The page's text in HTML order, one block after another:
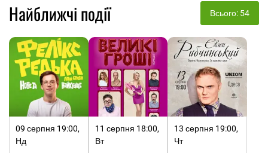
Найближчі події Всього: 54
09 серпня 19:00,
Нд
11 серпня 18:00,
Вт
13 серпня 19:00,
Чт